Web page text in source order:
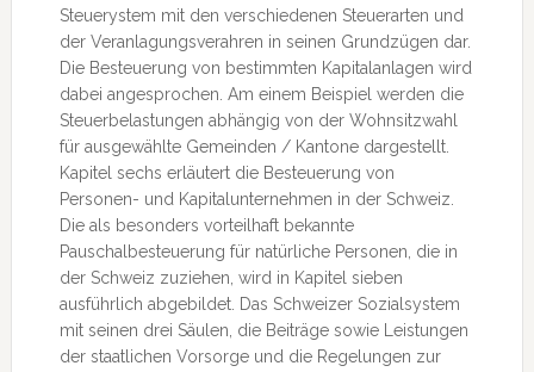
Steuerystem mit den verschiedenen Steuerarten und
der Veranlagungsverahren in seinen Grundzügen dar.
Die Besteuerung von bestimmten Kapitalanlagen wird
dabei angesprochen. Am einem Beispiel werden die
Steuerbelastungen abhängig von der Wohnsitzwahl
für ausgewählte Gemeinden / Kantone dargestellt.
Kapitel sechs erläutert die Besteuerung von
Personen- und Kapitalunternehmen in der Schweiz.
Die als besonders vorteilhaft bekannte
Pauschalbesteuerung für natürliche Personen, die in
der Schweiz zuziehen, wird in Kapitel sieben
ausführlich abgebildet. Das Schweizer Sozialsystem
mit seinen drei Säulen, die Beiträge sowie Leistungen
der staatlichen Vorsorge und die Regelungen zur